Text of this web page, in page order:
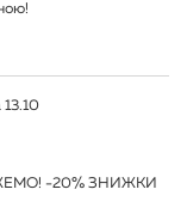
-20% ЗНИЖКИ